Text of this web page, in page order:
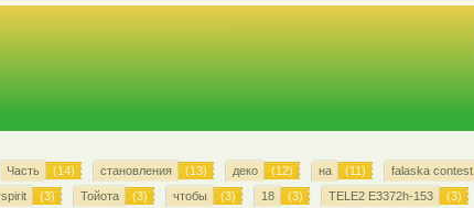
Часть (14) становления (13) деко (12) на (11) falaska contest
(3) Тойота (3) чтобы (3) 18 (3) TELE2 E3372h-153 (3)